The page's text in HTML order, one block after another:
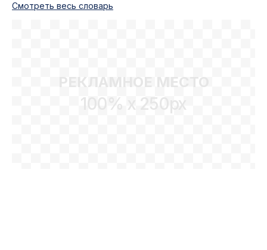
Cмотреть весь словарь
РЕКЛАМНОЕ МЕСТО
100% x 250px